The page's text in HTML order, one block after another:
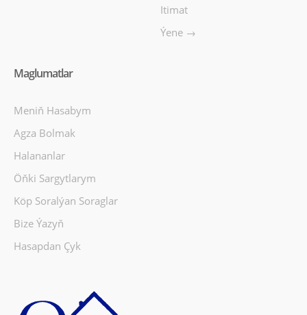
Itimat
Ýene →
Maglumatlar
Meniň Hasabym
Agza Bolmak
Halananlar
Öňki Sargytlarym
Köp Soralýan Soraglar
Bize Ýazyň
Hasapdan Çyk